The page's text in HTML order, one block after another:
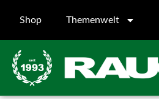
Shop Themenwelt